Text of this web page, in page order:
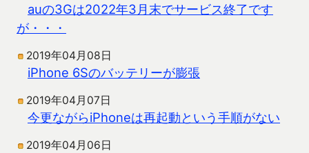
auの3Gは2022年3月末でサービス終了です
が・・・
2019年04月08日
iPhone 6Sのバッテリーが膨張
2019年04月07日
今更ながらiPhoneは再起動という手順がない
2019年04月06日